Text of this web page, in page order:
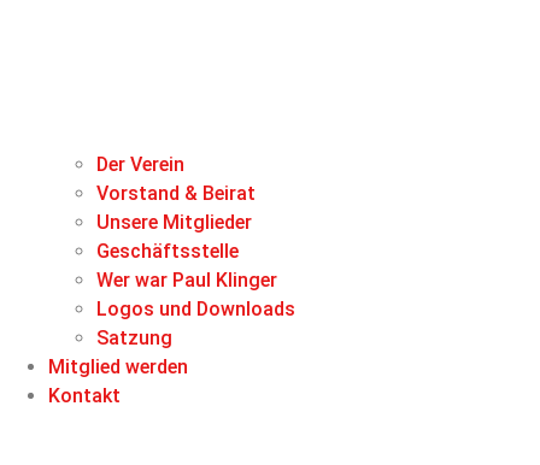
Der Verein
Vorstand & Beirat
Unsere Mitglieder
Geschäftsstelle
Wer war Paul Klinger
Logos und Downloads
Satzung
Mitglied werden
Kontakt